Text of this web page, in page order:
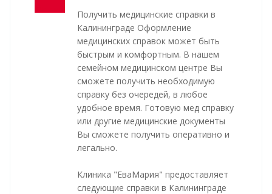
Получить медицинские справки в
Калининграде Оформление
медицинских справок может быть
быстрым и комфортным. В нашем
семейном медицинском центре Вы
сможете получить необходимую
справку без очередей, в любое
удобное время. Готовую мед справку
или другие медицинские документы
Вы сможете получить оперативно и
легально.
Клиника "ЕваМария" предоставляет
следующие справки в Калининграде